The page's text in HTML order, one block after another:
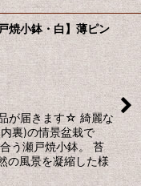
焼小鉢・白】薄ピン
が届きます☆ 綺麗な
裏)の情景盆栽で
う瀬戸焼小鉢。 苔
の風景を凝縮した様